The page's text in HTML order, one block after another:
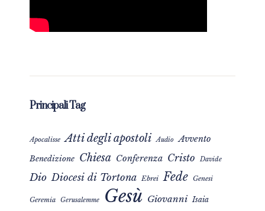
Principali Tag
Apocalisse Atti degli apostoli Audio Avvento
Benedizione Chiesa Conferenza Cristo Davide
Dio Diocesi di Tortona Ebrei Fede Genesi
Geremia Gerusalemme Gesù Giovanni Isaia